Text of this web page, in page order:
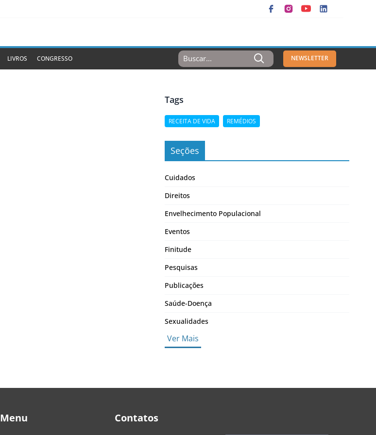
LIVROS CONGRESSO
Resultados
Para:
NEWSLETTER
Tags
RECEITA DE VIDA REMÉDIOS
Seções
Cuidados
Direitos
Envelhecimento Populacional
Eventos
Finitude
Pesquisas
Publicações
Saúde-Doença
Sexualidades
Ver Mais
Menu Contatos